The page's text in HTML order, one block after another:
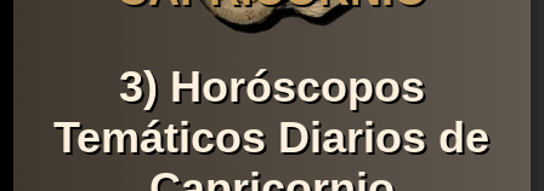
3) Horóscopos
Temáticos Diarios de